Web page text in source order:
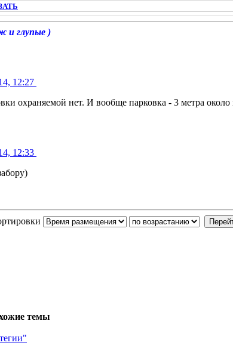
и глупые )
12:27
охраняемой нет. И вообще парковка - 3 метра около
12:33
темы